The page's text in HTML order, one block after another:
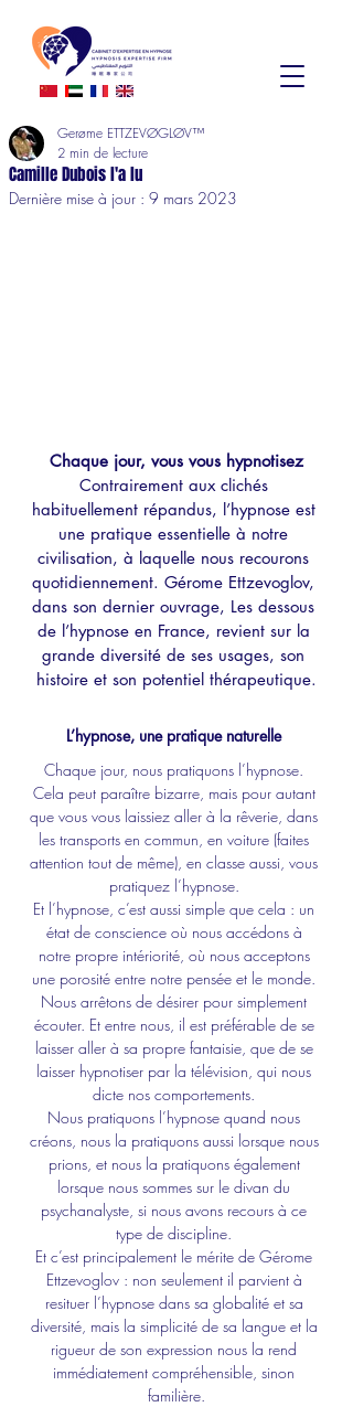
Camille Dubois l'a lu
Gerøme ETTZEVØGLØV™
2 min de lecture
Dernière mise à jour : 9 mars 2023
Chaque jour, vous vous hypnotisez
Contrairement aux clichés
habituellement répandus, l’hypnose est
une pratique essentielle à notre
civilisation, à laquelle nous recourons
quotidiennement. Gérome Ettzevoglov,
dans son dernier ouvrage, Les dessous
de l’hypnose en France, revient sur la
grande diversité de ses usages, son
histoire et son potentiel thérapeutique.
L’hypnose, une pratique naturelle
Chaque jour, nous pratiquons l’hypnose.
Cela peut paraître bizarre, mais pour autant
que vous vous laissiez aller à la rêverie, dans
les transports en commun, en voiture (faites
attention tout de même), en classe aussi, vous
pratiquez l’hypnose.
Et l’hypnose, c’est aussi simple que cela : un
état de conscience où nous accédons à
notre propre intériorité, où nous acceptons
une porosité entre notre pensée et le monde.
Nous arrêtons de désirer pour simplement
écouter. Et entre nous, il est préférable de se
laisser aller à sa propre fantaisie, que de se
laisser hypnotiser par la télévision, qui nous
dicte nos comportements.
Nous pratiquons l’hypnose quand nous
créons, nous la pratiquons aussi lorsque nous
prions, et nous la pratiquons également
lorsque nous sommes sur le divan du
psychanalyste, si nous avons recours à ce
type de discipline.
Et c’est principalement le mérite de Gérome
Ettzevoglov : non seulement il parvient à
resituer l’hypnose dans sa globalité et sa
diversité, mais la simplicité de sa langue et la
rigueur de son expression nous la rend
immédiatement compréhensible, sinon
familière.